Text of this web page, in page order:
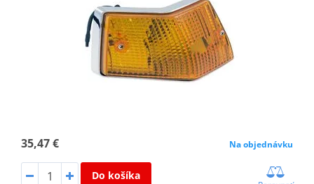
35,47 € Na objednávku
Do košíka